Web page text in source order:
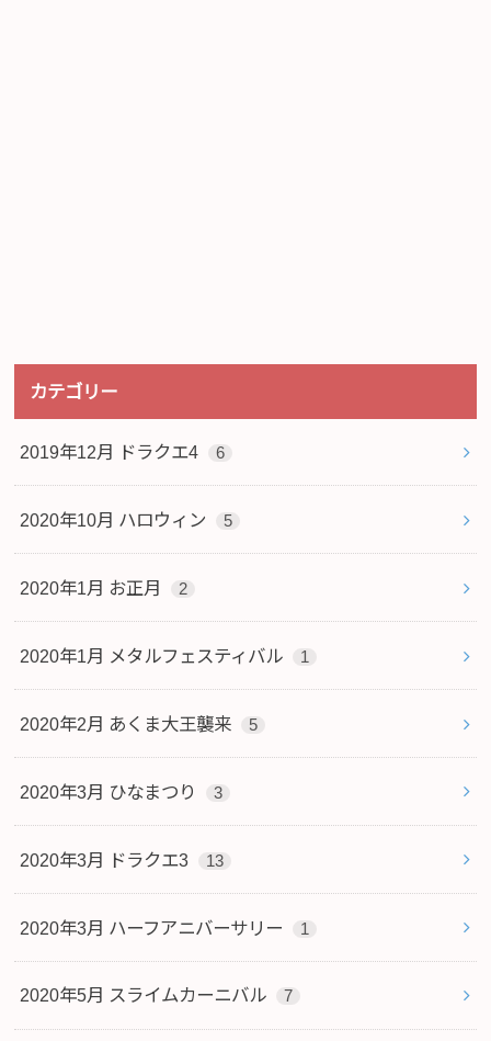
カテゴリー
2019年12月 ドラクエ4 6
2020年10月 ハロウィン 5
2020年1月 お正月 2
2020年1月 メタルフェスティバル 1
2020年2月 あくま大王襲来 5
2020年3月 ひなまつり 3
2020年3月 ドラクエ3 13
2020年3月 ハーフアニバーサリー 1
2020年5月 スライムカーニバル 7